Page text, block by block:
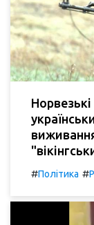
#Політика #